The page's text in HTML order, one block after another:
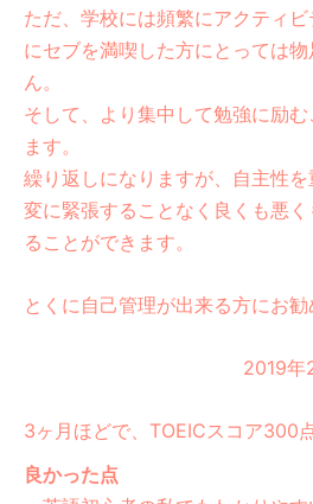
ただ、学校には頻繁にアクティ
にセブを満喫した方にとっては
ん。
そして、より集中して勉強に励
ます。
繰り返しになりますが、自主性を
変に緊張することなく良くも悪
ることができます。
とくに自己管理が出来る方にお勧
2019年
3ヶ月ほどで、TOEICスコア300
良かった点